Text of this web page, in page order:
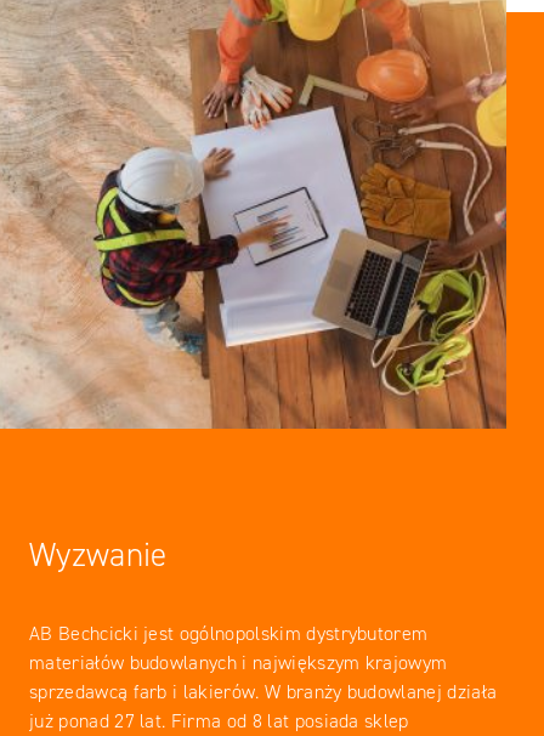
Wyzwanie
AB Bechcicki jest ogólnopolskim dystrybutorem
materiałów budowlanych i największym krajowym
sprzedawcą farb i lakierów. W branży budowlanej działa
już ponad 27 lat. Firma od 8 lat posiada sklep